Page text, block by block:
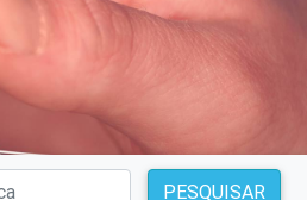
PESQUISAR